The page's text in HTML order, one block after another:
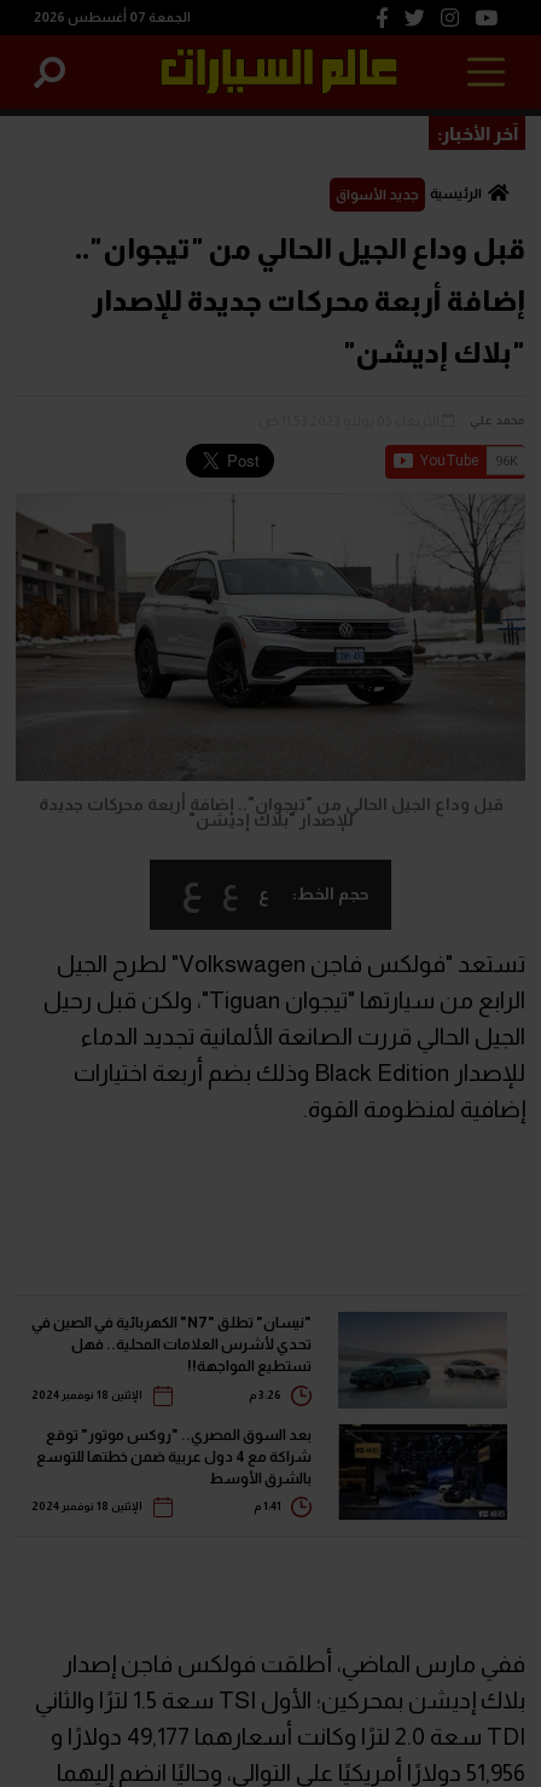
الجمعة 07 أغسطس 2026
آخر الأخبار:
الرئيسية جديد الأسواق
قبل وداع الجيل الحالي من "تيجوان"..
إضافة أربعة محركات جديدة للإصدار
"بلاك إديشن"
محمد علي
قبل وداع الجيل الحالي من "تيجوان".. إضافة أربعة محركات جديدة
للإصدار "بلاك إديشن"
حجم الخط: ع ع ع
تستعد "فولكس فاجن Volkswagen" لطرح الجيل
الرابع من سيارتها "تيجوان Tiguan"، ولكن قبل رحيل
الجيل الحالي قررت الصانعة الألمانية تجديد الدماء
للإصدار Black Edition وذلك بضم أربعة اختيارات
إضافية لمنظومة القوة.
"نيسان" تطلق "N7" الكهربائية في الصين في
تحدي لأشرس العلامات المحلية.. فهل
تستطيع المواجهة!!
الإثنين 18 نوفمبر 2024
بعد السوق المصري.. "روكس موتور" توقع
شراكة مع 4 دول عربية ضمن خطتها للتوسع
بالشرق الأوسط
الإثنين 18 نوفمبر 2024
ففي مارس الماضي، أطلقت فولكس فاجن إصدار
بلاك إديشن بمحركين؛ الأول TSI سعة 1.5 لترًا والثاني
TDI سعة 2.0 لترًا وكانت أسعارهما 49,177 دولارًا و
51,956 دولارًا أمريكيًا على التوالي، وحاليًا انضم إليهما